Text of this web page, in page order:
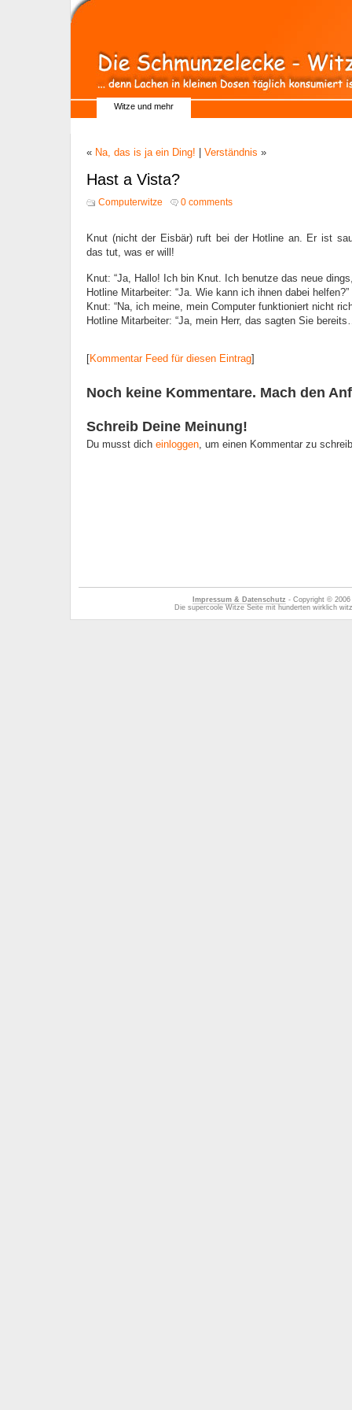
Witze und mehr
« Na, das is ja ein Ding! Verständnis »
Hast a Vista?
Computerwitze 0 comments
Knut (nicht der Eisbär) ruft bei der Hotline an. Er ist
das tut, was er will!
Knut: “Ja, Hallo! Ich bin Knut. Ich benutze das neue
Hotline Mitarbeiter: “Ja. Wie kann ich ihnen dabei helfen?”
Knut: “Na, ich meine, mein Computer funktioniert nicht
Hotline Mitarbeiter: “Ja, mein Herr, das sagten Sie
[Kommentar Feed für diesen Eintrag]
Noch keine Kommentare. Mach den
Schreib Deine Meinung!
Du musst dich einloggen, um einen Kommentar zu
Impressum & Datenschutz - Copyright ©
Die supercoole Witze Seite mit hunderten wirklich